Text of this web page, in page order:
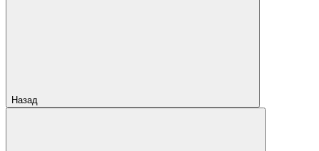
Назад